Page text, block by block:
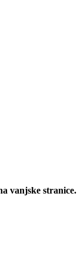
vanjske stranice.